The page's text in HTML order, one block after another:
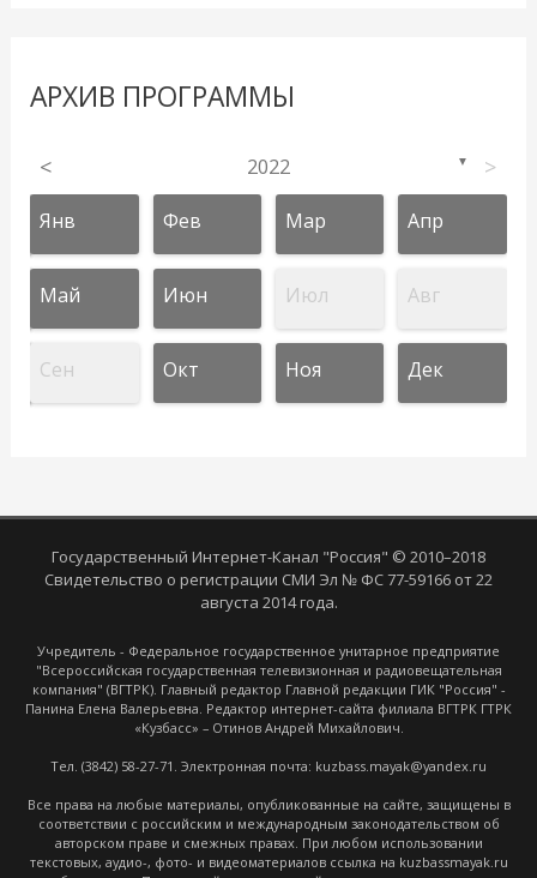
АРХИВ ПРОГРАММЫ
< 2022 ▼ >
Янв Фев Мар Апр
Май Июн Июл Авг
Сен Окт Ноя Дек
Государственный Интернет-Канал "Россия" © 2010–2018
Свидетельство о регистрации СМИ Эл № ФС 77-59166 от 22
августа 2014 года.
Учредитель - Федеральное государственное унитарное предприятие
"Всероссийская государственная телевизионная и радиовещательная
компания" (ВГТРК). Главный редактор Главной редакции ГИК "Россия" -
Панина Елена Валерьевна. Редактор интернет-сайта филиала ВГТРК ГТРК
«Кузбасс» – Отинов Андрей Михайлович.
Тел. (3842) 58-27-71. Электронная почта: kuzbass.mayak@yandex.ru
Все права на любые материалы, опубликованные на сайте, защищены в
соответствии с российским и международным законодательством об
авторском праве и смежных правах. При любом использовании
текстовых, аудио-, фото- и видеоматериалов ссылка на kuzbassmayak.ru